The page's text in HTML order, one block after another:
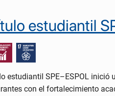
estudiantil
estudiantil SPE–ESPOL inició
con el fortalecimiento